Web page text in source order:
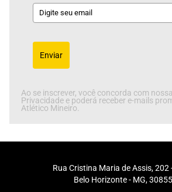
Enviar
Ao se inscrever, você concorda com
Privacidade e poderá receber e-mails
Atlético Mineiro.
Rua Cristina Maria de Assis, 202
Belo Horizonte - MG,